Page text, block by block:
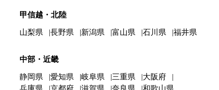
甲信越・北陸
山梨県 長野県 新潟県 富山県 石川県 福井県
中部・近畿
静岡県 愛知県 岐阜県 三重県
大阪府